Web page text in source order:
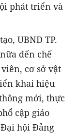
phát triển và
UBND TP.
đến chế
cơ sở vật
khai hiệu
mới, thực
cập giáo
hội Đảng